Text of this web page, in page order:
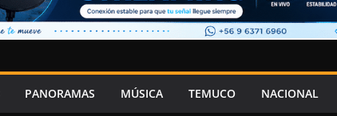
PANORAMAS MÚSICA TEMUCO NACIONAL